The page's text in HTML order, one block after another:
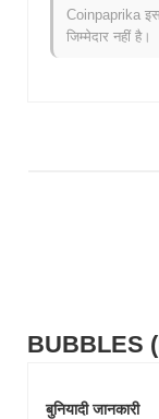
BUBBLES
बुनियादी जानकारी
0.00%की वृद्धि
BUBS की मूल्य
Coinpaprika
जिम्मेदार नहीं है।